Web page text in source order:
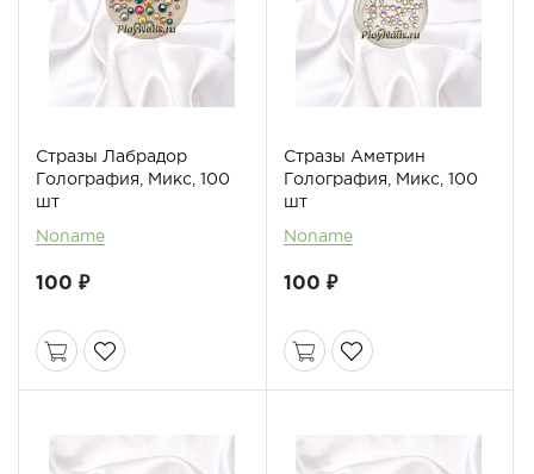
Стразы Лабрадор
Голография, Микс, 100
шт
Noname
100 ₽
Стразы Аметрин
Голография, Микс, 100
шт
Noname
100 ₽